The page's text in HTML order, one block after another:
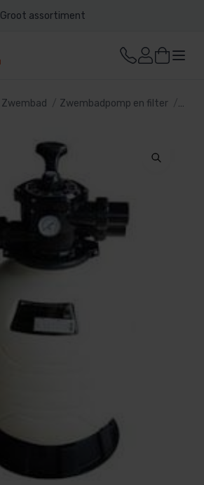
Groot assortiment
Zwembad Zwembadpomp en filter